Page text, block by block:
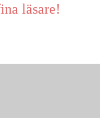
läsare!